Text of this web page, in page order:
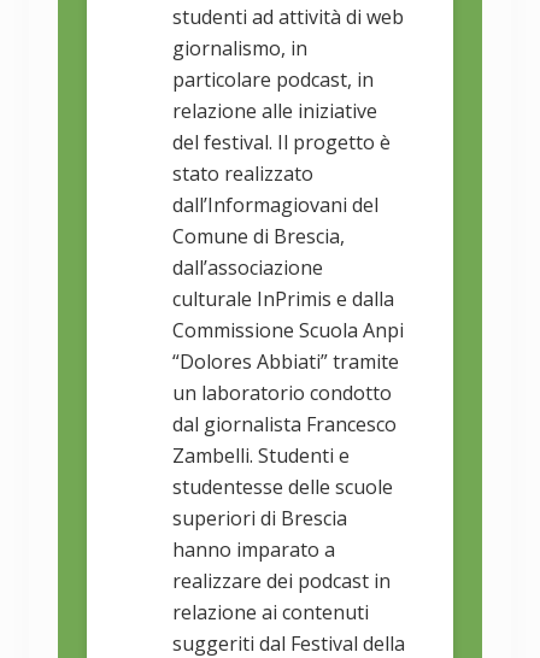
studenti ad attività di web
giornalismo, in
particolare podcast, in
relazione alle iniziative
del festival. Il progetto è
stato realizzato
dall’Informagiovani del
Comune di Brescia,
dall’associazione
culturale InPrimis e dalla
Commissione Scuola Anpi
“Dolores Abbiati” tramite
un laboratorio condotto
dal giornalista Francesco
Zambelli. Studenti e
studentesse delle scuole
superiori di Brescia
hanno imparato a
realizzare dei podcast in
relazione ai contenuti
suggeriti dal Festival della